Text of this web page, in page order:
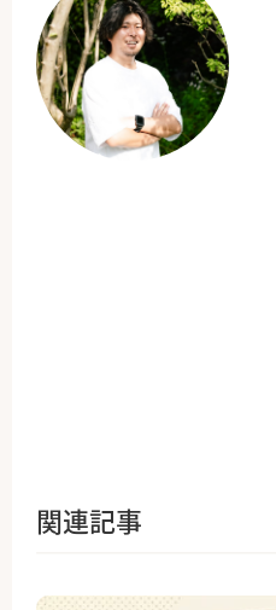
関連記事